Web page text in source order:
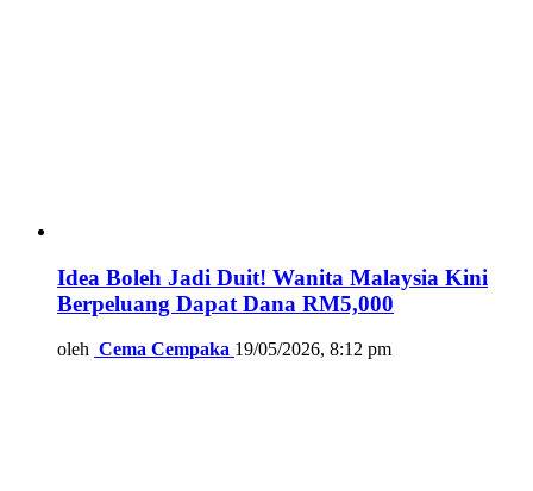
Idea Boleh Jadi Duit! Wanita Malaysia Kini
Berpeluang Dapat Dana RM5,000
oleh Cema Cempaka 19/05/2026, 8:12 pm